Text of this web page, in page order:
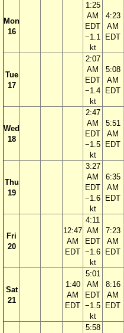
Mon
16
1:25
AM
EDT
−1.1
kt
4:23
AM
EDT
Tue
17
2:07
AM
EDT
−1.4
kt
5:08
AM
EDT
Wed
18
2:47
AM
EDT
−1.5
kt
5:51
AM
EDT
Thu
19
3:27
AM
EDT
−1.6
kt
6:35
AM
EDT
Fri
20
12:47
AM
EDT
4:11
AM
EDT
−1.6
kt
7:23
AM
EDT
Sat
21
1:40
AM
EDT
5:01
AM
EDT
−1.5
kt
8:16
AM
EDT
5:58